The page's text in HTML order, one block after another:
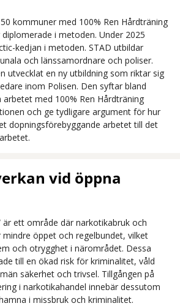
kommuner med 100% Ren Hårdträning
i metoden. Under 2025
kedjan i metoden. STAD utbildar
och länssamordnare och poliser.
utvecklat en ny utbildning som riktar sig
inom Polisen. Den syftar bland
med 100% Ren Hårdträning
och ge tydligare argument för hur
dopningsförebyggande arbetet till det
vid öppna
är ett område där narkotikabruk och
mindre öppet och regelbundet, vilket
och otrygghet i närområdet. Dessa
till en ökad risk för kriminalitet, våld
säkerhet och trivsel. Tillgången på
i narkotikahandel innebär dessutom
i missbruk och kriminalitet.